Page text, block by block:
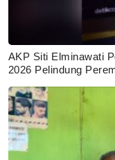
AKP Siti Elminawati
2026 Pelindung